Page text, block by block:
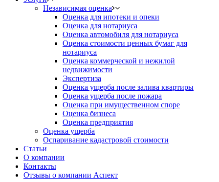
Независимая оценка
Оценка для ипотеки и опеки
Оценка для нотариуса
Оценка автомобиля для нотариуса
Оценка стоимости ценных бумаг для
нотариуса
Оценка коммерческой и нежилой
недвижимости
Экспертиза
Оценка ущерба после залива квартиры
Оценка ущерба после пожара
Оценка при имущественном споре
Оценка бизнеса
Оценка предприятия
Оценка ущерба
Оспаривание кадастровой стоимости
Статьи
О компании
Контакты
Отзывы о компании Аспект